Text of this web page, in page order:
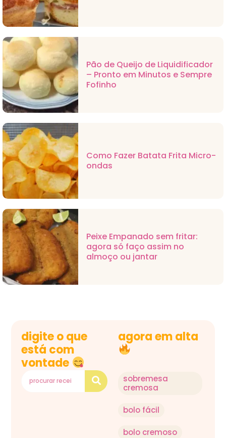
Pão de Queijo de Liquidificador
– Pronto em Minutos e Sempre
Fofinho
Como Fazer Batata Frita Micro-
ondas
Peixe Empanado sem fritar:
agora só faço assim no
almoço ou jantar
digite o que
está com
vontade
agora em alta
sobremesa
cremosa
bolo fácil
bolo cremoso